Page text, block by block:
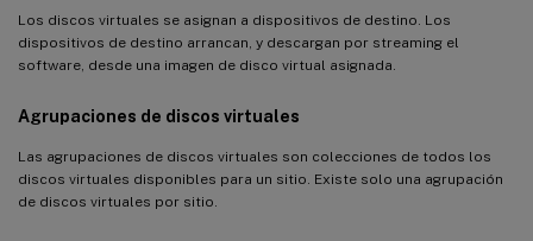
Los discos virtuales se asignan a dispositivos de destino. Los
dispositivos de destino arrancan, y descargan por streaming el
software, desde una imagen de disco virtual asignada.
Agrupaciones de discos virtuales
Las agrupaciones de discos virtuales son colecciones de todos los
discos virtuales disponibles para un sitio. Existe solo una agrupación
de discos virtuales por sitio.